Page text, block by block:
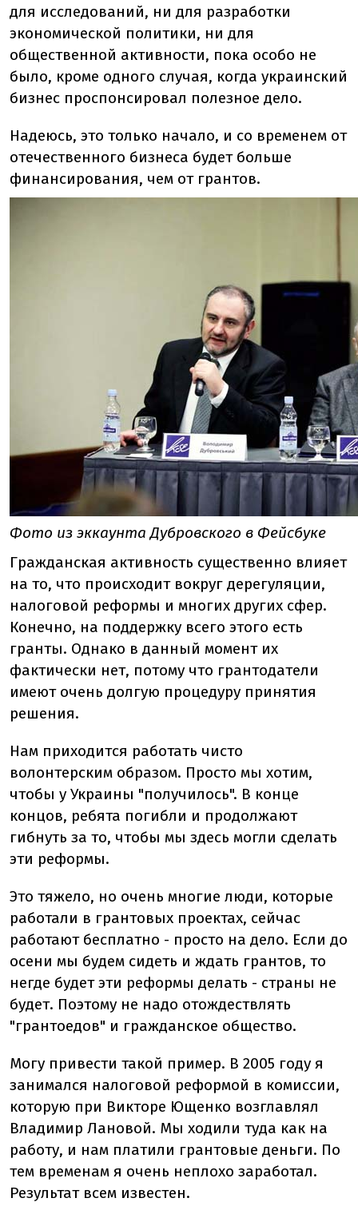
для исследований, ни для разработки
экономической политики, ни для
общественной активности, пока особо не
было, кроме одного случая, когда украинский
бизнес проспонсировал полезное дело.
Надеюсь, это только начало, и со временем от
отечественного бизнеса будет больше
финансирования, чем от грантов.
Фото из эккаунта Дубровского в Фейсбуке
Гражданская активность существенно влияет
на то, что происходит вокруг дерегуляции,
налоговой реформы и многих других сфер.
Конечно, на поддержку всего этого есть
гранты. Однако в данный момент их
фактически нет, потому что грантодатели
имеют очень долгую процедуру принятия
решения.
Нам приходится работать чисто
волонтерским образом. Просто мы хотим,
чтобы у Украины "получилось". В конце
концов, ребята погибли и продолжают
гибнуть за то, чтобы мы здесь могли сделать
эти реформы.
Это тяжело, но очень многие люди, которые
работали в грантовых проектах, сейчас
работают бесплатно - просто на дело. Если до
осени мы будем сидеть и ждать грантов, то
негде будет эти реформы делать - страны не
будет. Поэтому не надо отождествлять
"грантоедов" и гражданское общество.
Могу привести такой пример. В 2005 году я
занимался налоговой реформой в комиссии,
которую при Викторе Ющенко возглавлял
Владимир Лановой. Мы ходили туда как на
работу, и нам платили грантовые деньги. По
тем временам я очень неплохо заработал.
Результат всем известен.